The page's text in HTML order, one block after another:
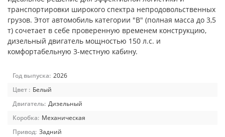
транспортировки широкого спектра непродовольственных
грузов. Этот автомобиль категории "В" (полная масса до 3,5
т) сочетает в себе проверенную временем конструкцию,
дизельный двигатель мощностью 150 л.с. и
комфортабельную 3-местную кабину.
Год выпуска: 2026
Цвет : Белый
Двигатель: Дизельный
Коробка: Механическая
Привод: Задний